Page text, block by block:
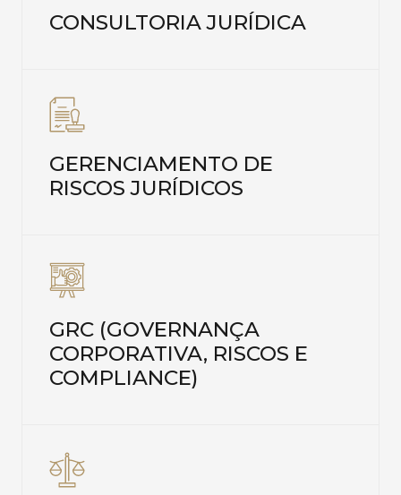
CONSULTORIA JURÍDICA
GERENCIAMENTO DE
RISCOS JURÍDICOS
GRC (GOVERNANÇA
CORPORATIVA, RISCOS E
COMPLIANCE)